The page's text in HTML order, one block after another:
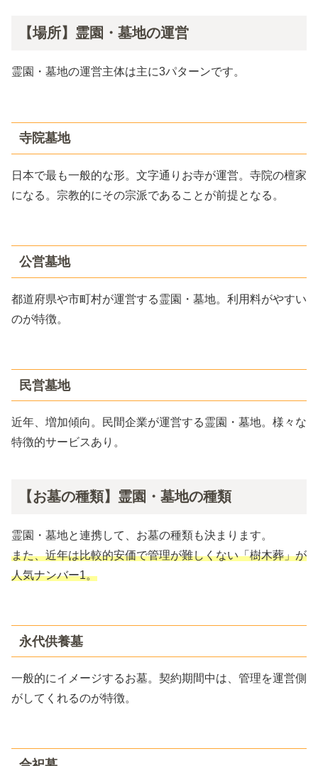
【場所】霊園・墓地の運営
霊園・墓地の運営主体は主に3パターンです。
寺院墓地
日本で最も一般的な形。文字通りお寺が運営。寺院の檀家
になる。宗教的にその宗派であることが前提となる。
公営墓地
都道府県や市町村が運営する霊園・墓地。利用料がやすい
のが特徴。
民営墓地
近年、増加傾向。民間企業が運営する霊園・墓地。様々な
特徴的サービスあり。
【お墓の種類】霊園・墓地の種類
霊園・墓地と連携して、お墓の種類も決まります。
また、近年は比較的安価で管理が難しくない「樹木葬」が
人気ナンバー1。
永代供養墓
一般的にイメージするお墓。契約期間中は、管理を運営側
がしてくれるのが特徴。